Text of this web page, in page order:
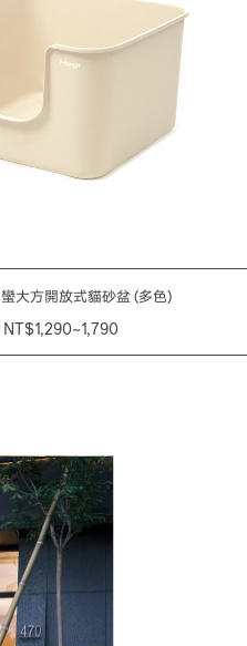
蠻大方開放式貓砂盆 (多色)
NT$1,290~1,790